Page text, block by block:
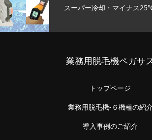
スーパー冷却・マイナス
業務用脱毛機ペガサ
トップページ
業務用脱毛機-６機種の紹
導入事例のご紹介